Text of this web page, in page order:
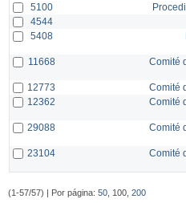
5100
4544
5408
11668 Comité
12773
Comité
12362
Comité
29088 Comité
23104 Comité
(1-57/57) | Por página: 50 , 100, 200